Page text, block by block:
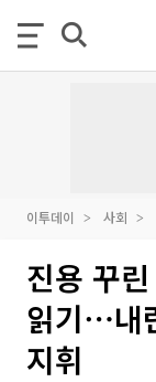
이투데이 사회
진용 꾸
읽기⋯내
지휘